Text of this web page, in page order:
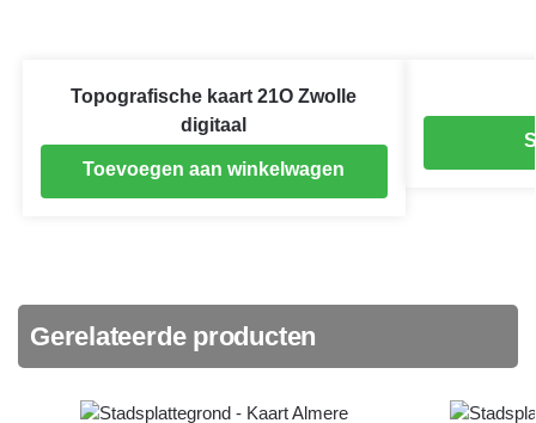
Topografische kaart 21O Zwolle
digitaal
Toevoegen aan winkelwagen
Gerelateerde producten